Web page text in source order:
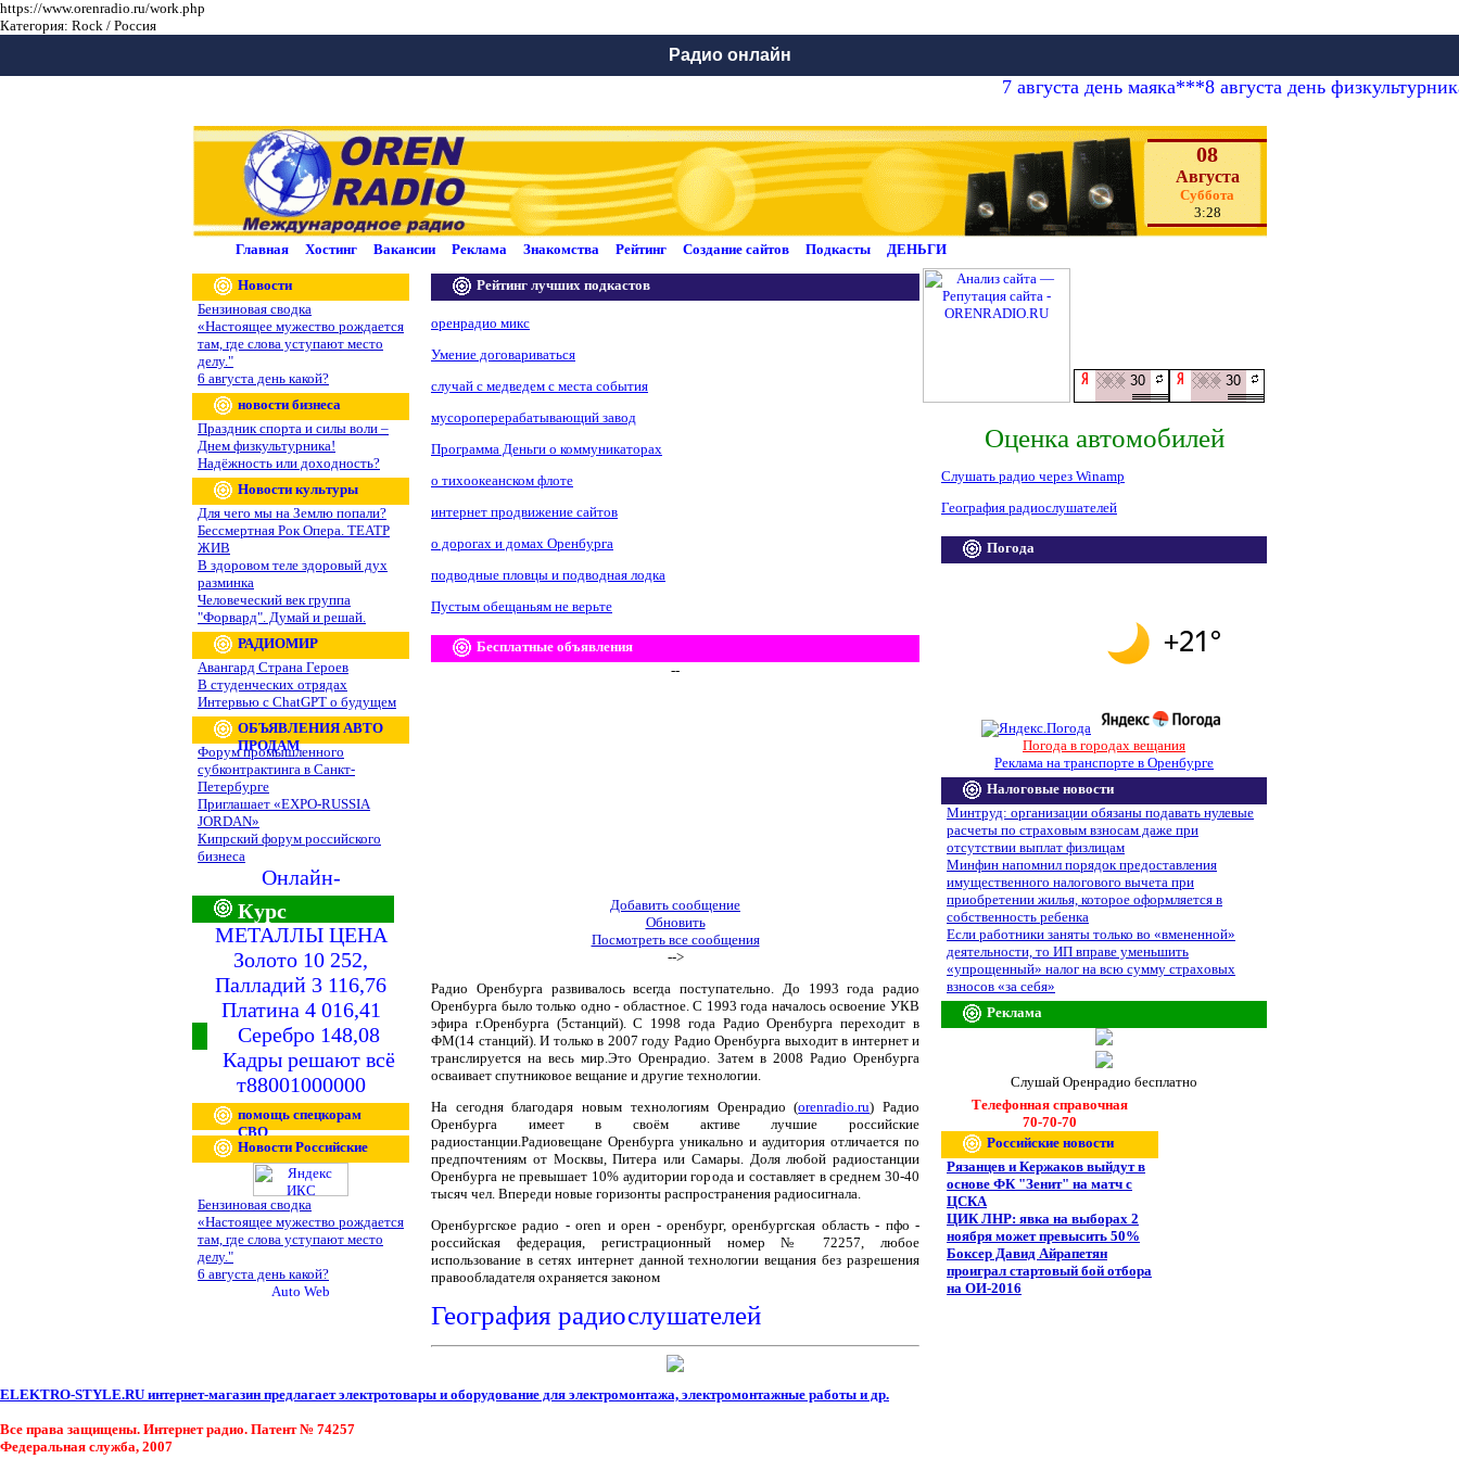
https://www.orenradio.ru/work.php
Категория: Rock / Россия
Радио онлайн
7 августа день маяка***8 августа день
08
Августа
Суббота
3:28
Главная Хостинг Вакансии Реклама Знакомства Рейтинг Создание сайтов Подкасты ДЕНЬГИ
Новости
Бензиновая сводка
«Настоящее мужество рождается
там, где слова уступают место
делу."
6 августа день какой?
новости бизнеса
Праздник спорта и силы воли –
Днем физкультурника!
Надёжность или доходность?
Новости культуры
Для чего мы на Землю попали?
Бессмертная Рок Опера. ТЕАТР
ЖИВ
В здоровом теле здоровый дух
разминка
Человеческий век группа
"Форвард". Думай и решай.
РАДИОМИР
Авангард Страна Героев
В студенческих отрядах
Интервью с ChatGPT о будущем
ОБЪЯВЛЕНИЯ АВТО
ПРОДАМ
Форум промышленного
субконтрактинга в Санкт-
Петербурге
Приглашает «EXPO-RUSSIA
JORDAN»
Кипрский форум российского
бизнеса
Онлайн-
Курс
МЕТАЛЛЫ ЦЕНА
Золото 10 252,
Палладий 3 116,76
Платина 4 016,41
Серебро 148,08
Кадры решают всё
т88001000000
помощь спецкорам
СВО
Новости Российские
Бензиновая сводка
«Настоящее мужество рождается
там, где слова уступают место
делу."
6 августа день какой?
Рейтинг лучших подкастов
оренрадио микс
Умение договариваться
случай с медведем с места события
мусороперерабатывающий завод
Программа Деньги о коммуникаторах
о тихоокеанском флоте
интернет продвижение сайтов
о дорогах и домах Оренбурга
подводные пловцы и подводная лодка
Пустым обещаньям не верьте
Бесплатные объявления
--
Добавить сообщение
Обновить
Посмотреть все сообщения
-->
Радио Оренбурга развивалось всегда поступательно. До 1993 года радио
Оренбурга было только одно - областное. С 1993 года началось освоение УКВ
эфира г.Оренбурга (5станций). С 1998 года Радио Оренбурга переходит в
ФМ(14 станций). И только в 2007 году Радио Оренбурга выходит в интернет и
транслируется на весь мир.Это Оренрадио. Затем в 2008 Радио Оренбурга
осваивает спутниковое вещание и другие технологии.
На сегодня благодаря новым технологиям Оренрадио (orenradio.ru) Радио
Оренбурга имеет в своём активе лучшие российские
радиостанции.Радиовещане Оренбурга уникально и аудитория отличается по
предпочтениям от Москвы, Питера или Самары. Доля любой радиостанции
Оренбурга не превышает 10% аудитории города и составляет в среднем 30-40
тысяч чел. Впереди новые горизонты распространения радиосигнала.
Оренбургское радио - oren и орен - оренбург, оренбургская область - пфо -
российская федерация, регистрационный номер № 72257, любое
использование в сетях интернет данной технологии вещания без разрешения
правообладателя охраняется законом
География радиослушателей
Оценка автомобилей
Слушать радио через Winamp
География радиослушателей
Погода
Погода в городах вещания
Реклама на транспорте в Оренбурге
Налоговые новости
Минтруд: организации обязаны подавать нулевые
расчеты по страховым взносам даже при
отсутствии выплат физлицам
Минфин напомнил порядок предоставления
имущественного налогового вычета при
приобретении жилья, которое оформляется в
собственность ребенка
Если работники заняты только во «вмененной»
деятельности, то ИП вправе уменьшить
«упрощенный» налог на всю сумму страховых
взносов «за себя»
Реклама
Слушай Оренрадио бесплатно
Телефонная справочная
70-70-70
Российские новости
Рязанцев и Кержаков выйдут в
основе ФК "Зенит" на матч с
ЦСКА
ЦИК ЛНР: явка на выборах 2
ноября может превысить 50%
Боксер Давид Айрапетян
проиграл стартовый бой отбора
на ОИ-2016
ELEKTRO-STYLE.RU интернет-магазин предлагает электротовары и оборудование для электромонтажа, электромонтажные работы и др.
Все права защищены. Интернет радио. Патент № 74257
Федеральная служба, 2007